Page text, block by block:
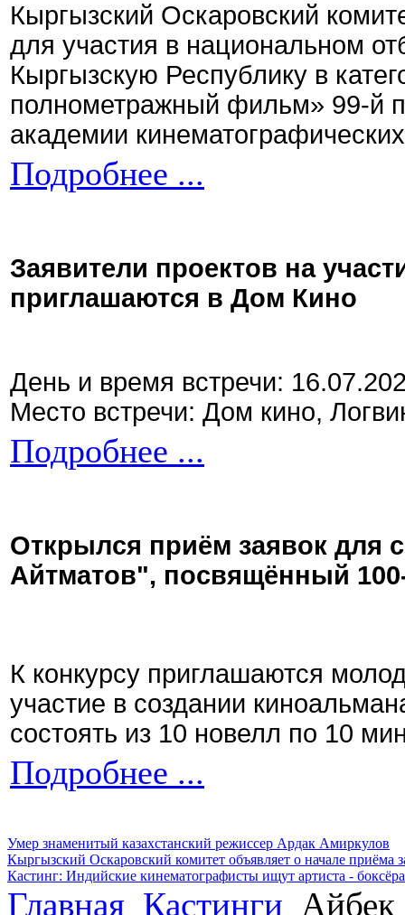
Кыргызский Оскаровский
для участия в национальном
Кыргызскую Республику в
полнометражный фильм» 99-й
академии
Подробнее ...
Заявители проектов на
приглашаются в Дом Кино
День и время встречи:
Место встречи: Дом кино,
Подробнее ...
Открылся приём заявок для
Айтматов", посвящённый
К конкурсу приглашаются
участие в создании
состоять из 10 новелл по 10
Подробнее ...
Умер знаменитый казахстанский режиссер Ардак Амиркулов
Кыргызский Оскаровский комитет объявляет о начале приёма
Кастинг: Индийские кинематографисты ищут артиста -
Главная Кастинги Айбек